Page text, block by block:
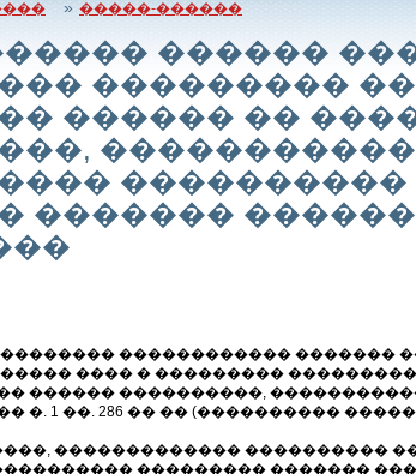
» �����-������
������
���������
������ ��
������� ������
������������ �������
���� � ���������
������ ����������,
�. 1 ��. 286 �� �� (����������
������������� ����������
��������� �������